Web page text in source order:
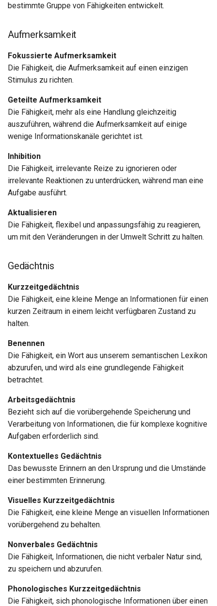
bestimmte Gruppe von Fähigkeiten entwickelt.
Aufmerksamkeit
Fokussierte Aufmerksamkeit
Die Fähigkeit, die Aufmerksamkeit auf einen einzigen
Stimulus zu richten.
Geteilte Aufmerksamkeit
Die Fähigkeit, mehr als eine Handlung gleichzeitig
auszuführen, während die Aufmerksamkeit auf einige
wenige Informationskanäle gerichtet ist.
Inhibition
Die Fähigkeit, irrelevante Reize zu ignorieren oder
irrelevante Reaktionen zu unterdrücken, während man eine
Aufgabe ausführt.
Aktualisieren
Die Fähigkeit, flexibel und anpassungsfähig zu reagieren,
um mit den Veränderungen in der Umwelt Schritt zu halten.
Gedächtnis
Kurzzeitgedächtnis
Die Fähigkeit, eine kleine Menge an Informationen für einen
kurzen Zeitraum in einem leicht verfügbaren Zustand zu
halten.
Benennen
Die Fähigkeit, ein Wort aus unserem semantischen Lexikon
abzurufen, und wird als eine grundlegende Fähigkeit
betrachtet.
Arbeitsgedächtnis
Bezieht sich auf die vorübergehende Speicherung und
Verarbeitung von Informationen, die für komplexe kognitive
Aufgaben erforderlich sind.
Kontextuelles Gedächtnis
Das bewusste Erinnern an den Ursprung und die Umstände
einer bestimmten Erinnerung.
Visuelles Kurzzeitgedächtnis
Die Fähigkeit, eine kleine Menge an visuellen Informationen
vorübergehend zu behalten.
Nonverbales Gedächtnis
Die Fähigkeit, Informationen, die nicht verbaler Natur sind,
zu speichern und abzurufen.
Phonologisches Kurzzeitgedächtnis
Die Fähigkeit, sich phonologische Informationen über einen